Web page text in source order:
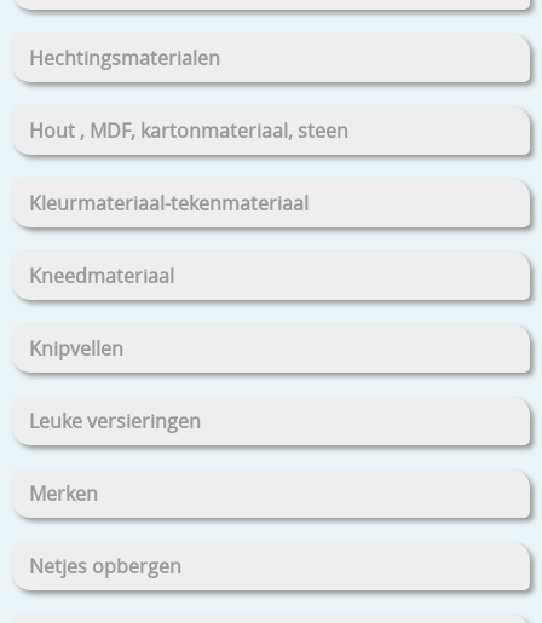
Hechtingsmaterialen
Hout , MDF, kartonmateriaal, steen
Kleurmateriaal-tekenmateriaal
Kneedmateriaal
Knipvellen
Leuke versieringen
Merken
Netjes opbergen